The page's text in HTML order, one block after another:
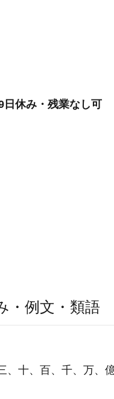
休み・残業なし可
・例文・類語
、十、百、千、万、